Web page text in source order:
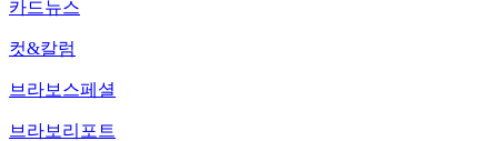
카드뉴스
컷&칼럼
브라보스페셜
브라보리포트